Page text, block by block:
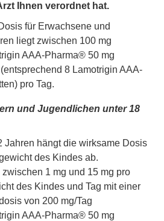
Ihnen verordnet hat.
für Erwachsene und
liegt zwischen 100 mg
AAA-Pharma® 50 mg
8 Lamotrigin AAA-
pro Tag.
und Jugendlichen unter 18
Jahren hängt die wirksame Dosis
des Kindes ab.
1 mg und 15 mg pro
des Kindes und Tag mit einer
von 200 mg/Tag
AAA-Pharma® 50 mg